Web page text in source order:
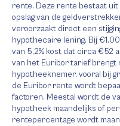
rente. Deze rente bestaat
opslag van de
veroorzaakt direct een
hypothecaire lening. Bij
van 5,2% kost dat circa €52
van het Euribor tarief brengt
hypotheeknemer, vooral bij
de Euribor rente wordt
factoren. Meestal wordt de
hypotheek maandelijks of
rentepercentage wordt